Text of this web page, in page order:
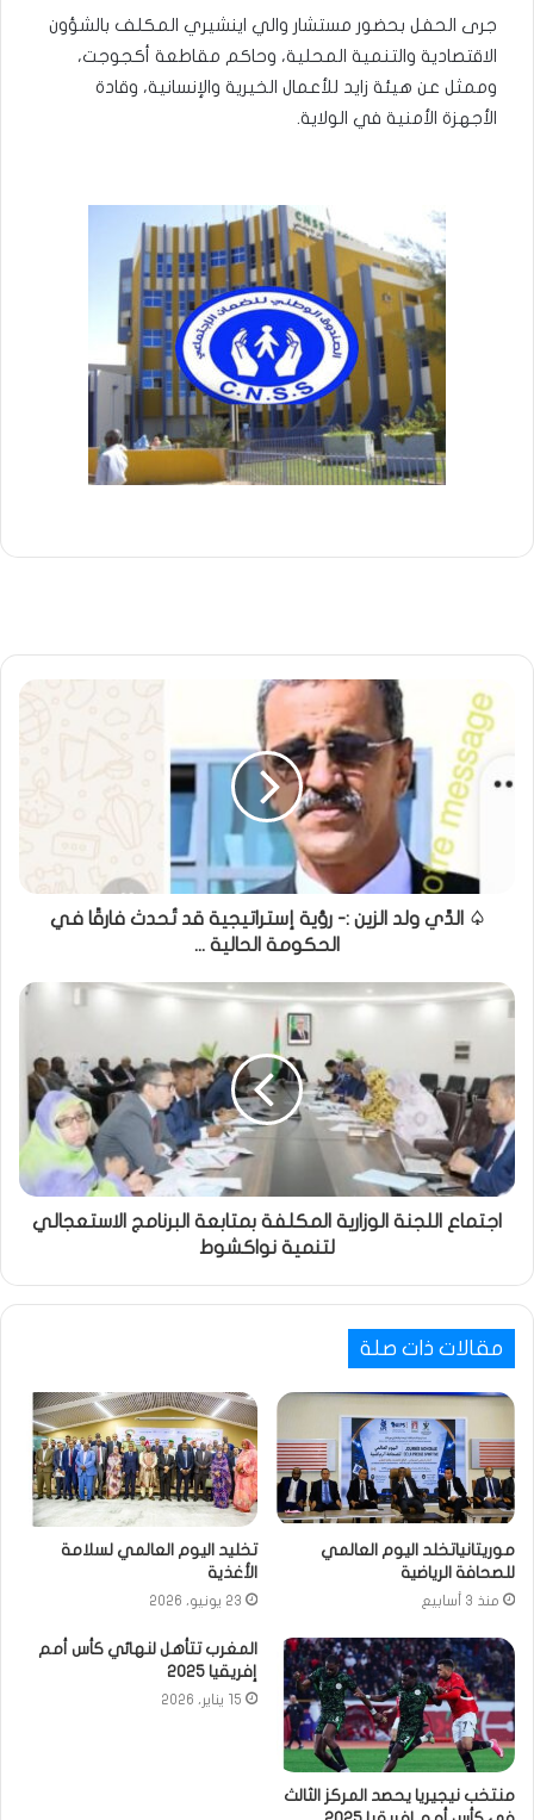
جرى الحفل بحضور مستشار والي اينشيري المكلف بالشؤون
الاقتصادية والتنمية المحلية، وحاكم مقاطعة أكجوجت،
وممثل عن هيئة زايد للأعمال الخيرية والإنسانية، وقادة
الأجهزة الأمنية في الولاية.
♤ الدِّي ولد الزين :- رؤية إستراتيجية قد تُحدث فارقًا في
الحكومة الحالية ...
اجتماع اللجنة الوزارية المكلفة بمتابعة البرنامج الاستعجالي
لتنمية نواكشوط
مقالات ذات صلة
موريتانياتخلد اليوم العالمي
للصحافة الرياضية
منذ 3 أسابيع
تخليد اليوم العالمي لسلامة
الأغذية
23 يونيو، 2026
منتخب نيجيريا يحصد المركز الثالث
المغرب تتأهل لنهائي كأس أمم
إفريقيا 2025
15 يناير، 2026